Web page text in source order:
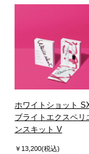
ホワイトショット
ブライトエクスペリ
ンスキット V
￥13,200(税込)